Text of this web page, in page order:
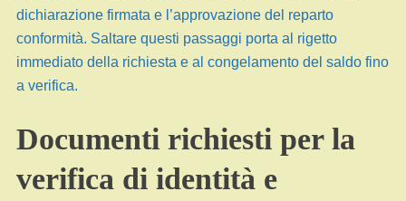
dichiarazione firmata e l’approvazione del reparto
conformità. Saltare questi passaggi porta al rigetto
immediato della richiesta e al congelamento del saldo fino
a verifica.
Documenti richiesti per la
verifica di identità e